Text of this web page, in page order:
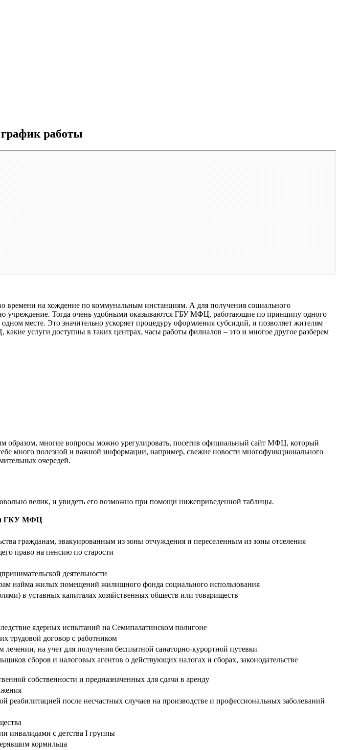
работы
времени на хождение по коммунальным инстанциям. А для получения социального
учреждение. Тогда очень удобными оказываются ГБУ МФЦ, работающие по принципу одного
месте. Это значительно ускоряет процедуру оформления субсидий, и позволяет жителям
услуги доступны в таких центрах, часы работы филиалов – это и многое другое разберем
образом, многие вопросы можно урегулировать, посетив официальный сайт МФЦ, который
много полезной и важной информации, например, свежие новости многофункционального
очередей.
велик, и увидеть его возможно при помощи нижеприведенной таблицы.
ГКУ МФЦ
гражданам, эвакуированным из зоны отчуждения и переселенным из зоны отселения
право на пенсию по старости
деятельности
найма жилых помещений жилищного фонда социального использования
в уставных капиталах хозяйственных обществ или товариществ
ядерных испытаний на Семипалатинском полигоне
трудовой договор с работником
на учет для получения бесплатной санаторно-курортной путевки
сборов и налоговых агентов о действующих налогах и сборах, законодательстве
собственности и предназначенных для сдачи в аренду
после несчастных случаев на производстве и профессиональных заболеваний
инвалидами с детства I группы
кормильца